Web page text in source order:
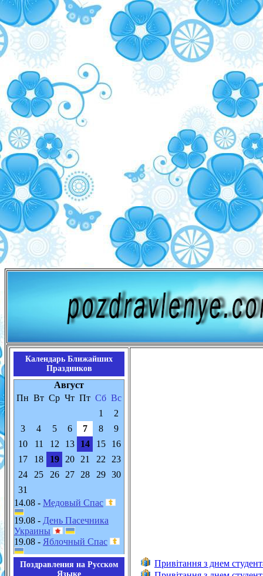
Календарь Ближайших
Праздников
Август
Пн Вт Ср Чт Пт Сб Вс
1
2
3
4 5 6 7 8
9
10
11 12 13 14 15
16
17
18 19 20 21 22
23
24
25 26 27 28 29
30
31
14.08 - Медовый Спас
19.08 - День Пасечника
Украины
19.08 - Яблочный Спас
Поздравления на Русском
Языке
Привітання з днем